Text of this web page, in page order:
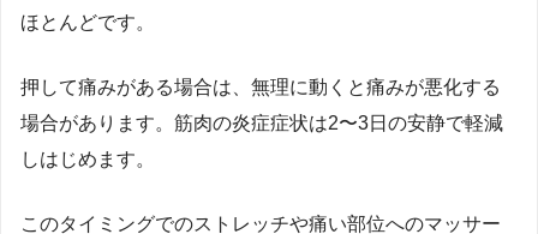
ほとんどです。
押して痛みがある場合は、無理に動くと痛みが悪化する
場合があります。筋肉の炎症症状は2〜3日の安静で軽減
しはじめます。
このタイミングでのストレッチや痛い部位へのマッサー